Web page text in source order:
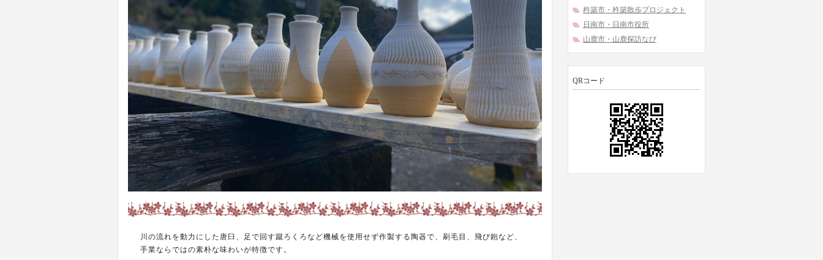
川の流れを動力にした唐臼、足で回す蹴ろくろなど機械を使用せず作製する陶器で、刷毛目、飛び鉋など、
手業ならではの素朴な味わいが特徴です。
杵築市・杵築散歩プロジェクト
日南市・日南市役所
山鹿市・山鹿探訪なび
QRコード